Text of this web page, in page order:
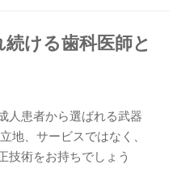
ける歯科医師と
人患者から選ばれる武器
地、サービスではなく、
技術をお持ちでしょう